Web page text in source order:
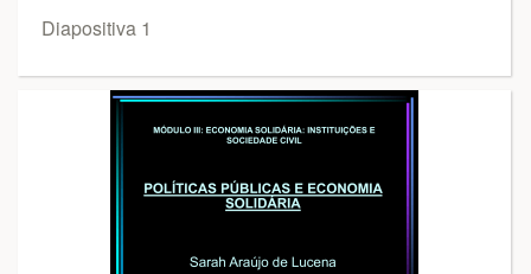
Diapositiva 1